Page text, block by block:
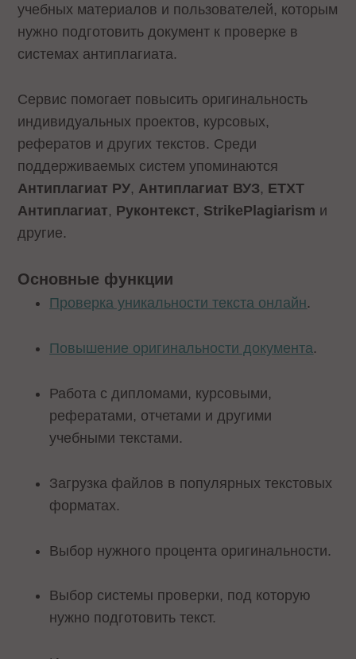
учебных материалов и пользователей, которым
нужно подготовить документ к проверке в
системах антиплагиата.
Сервис помогает повысить оригинальность
индивидуальных проектов, курсовых,
рефератов и других текстов. Среди
поддерживаемых систем упоминаются
Антиплагиат РУ, Антиплагиат ВУЗ, ETXT
Антиплагиат, Руконтекст, StrikePlagiarism и
другие.
Основные функции
Проверка уникальности текста онлайн.
Повышение оригинальности документа.
Работа с дипломами, курсовыми,
рефератами, отчетами и другими
учебными текстами.
Загрузка файлов в популярных текстовых
форматах.
Выбор нужного процента оригинальности.
Выбор системы проверки, под которую
нужно подготовить текст.